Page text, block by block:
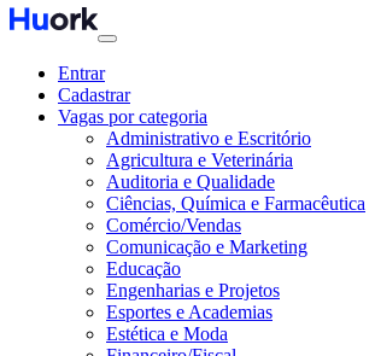
Entrar
Cadastrar
Vagas por categoria
Administrativo e Escritório
Agricultura e Veterinária
Auditoria e Qualidade
Ciências, Química e Farmacêutica
Comércio/Vendas
Comunicação e Marketing
Educação
Engenharias e Projetos
Esportes e Academias
Estética e Moda